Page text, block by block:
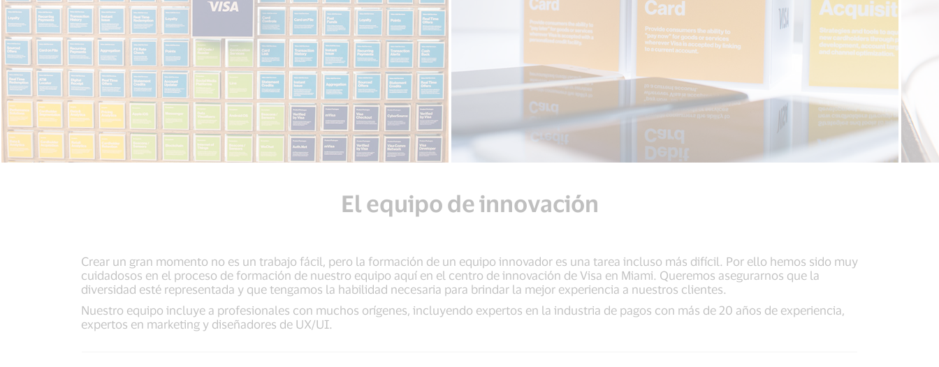
El equipo de innovación
Crear un gran momento no es un trabajo fácil, pero la formación de un equipo innovador es una tarea incluso más difícil. Por ello hemos sido muy
cuidadosos en el proceso de formación de nuestro equipo aquí en el centro de innovación de Visa en Miami. Queremos asegurarnos que la
diversidad esté representada y que tengamos la habilidad necesaria para brindar la mejor experiencia a nuestros clientes.
Nuestro equipo incluye a profesionales con muchos orígenes, incluyendo expertos en la industria de pagos con más de 20 años de experiencia,
expertos en marketing y diseñadores de UX/UI.